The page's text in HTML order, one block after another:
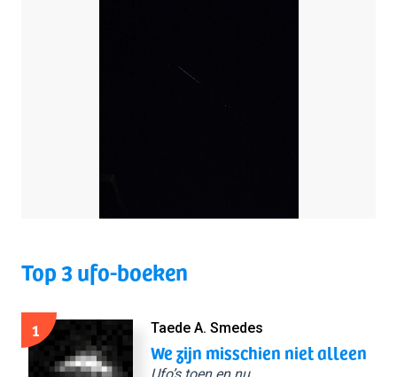
Top 3 ufo-boeken
1 Taede A. Smedes
We zijn misschien niet alleen